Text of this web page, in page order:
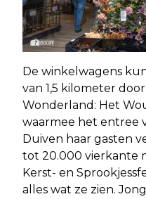
De winkelwagens
van 1,5 kilometer
Wonderland: Het
waarmee het entree
Duiven haar gasten
tot 20.000 vierkante
Kerst- en
alles wat ze zien.